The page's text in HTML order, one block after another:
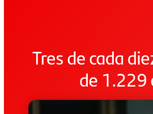
Tres de cada
de 1.229